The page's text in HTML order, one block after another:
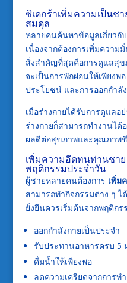
ซิเดกร้าเพิ่มความเป็นช
สมดุล
หลายคนค้นหาข้อมูลเกี่ยวกับ
เนื่องจากต้องการเพิ่มความ
สิ่งสำคัญที่สุดคือการดูแลสุข
จะเป็นการพักผ่อนให้เพียงพ
ประโยชน์ และการออกกำลั
เมื่อร่างกายได้รับการดูแลอ
ร่างกายก็สามารถทำงานไ
ผลดีต่อสุขภาพและคุณภาพชี
เพิ่มความอึดทนท่านชาย
พฤติกรรมประจำวัน
ผู้ชายหลายคนต้องการ เพิ่ม
สามารถทำกิจกรรมต่าง ๆ
ยั่งยืนควรเริ่มต้นจากพฤติก
ออกกำลังกายเป็นประจำ
รับประทานอาหารครบ 5
ดื่มน้ำให้เพียงพอ
ลดความเครียดจากการท